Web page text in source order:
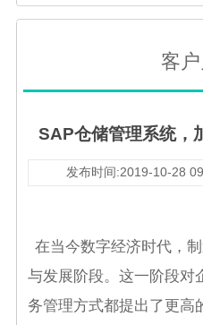
客
SAP仓储管理系统，
发布时间:2019-10-28
在当今数字经济时代，
与发展阶段。这一阶段对
务管理方式都提出了更高